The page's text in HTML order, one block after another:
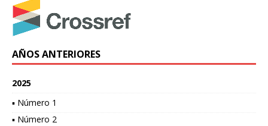
AÑOS ANTERIORES
2025
▪ Número 1
▪ Número 2